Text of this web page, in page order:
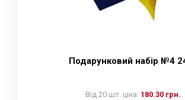
Подарунковий набір №4
Від 20 шт. ціна: 180.30 грн.